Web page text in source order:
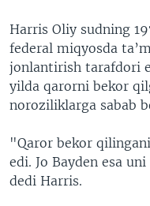
Harris Oliy sudning
federal miqyosda
jonlantirish tarafdori
yilda qarorni bekor
noroziliklarga sabab
"Qaror bekor
edi. Jo Bayden esa
dedi Harris.